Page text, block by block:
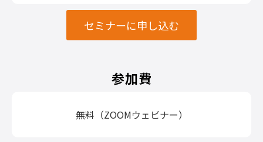
セミナーに申し込む
参加費
無料（ZOOMウェビナー）